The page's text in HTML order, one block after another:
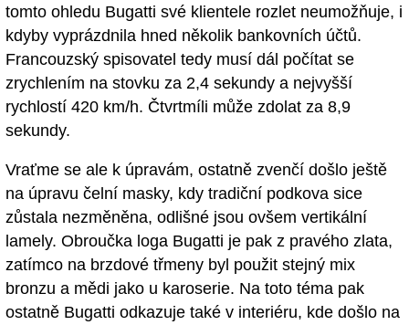
tomto ohledu Bugatti své klientele rozlet neumožňuje, i
kdyby vyprázdnila hned několik bankovních účtů.
Francouzský spisovatel tedy musí dál počítat se
zrychlením na stovku za 2,4 sekundy a nejvyšší
rychlostí 420 km/h. Čtvrtmíli může zdolat za 8,9
sekundy.
Vraťme se ale k úpravám, ostatně zvenčí došlo ještě
na úpravu čelní masky, kdy tradiční podkova sice
zůstala nezměněna, odlišné jsou ovšem vertikální
lamely. Obroučka loga Bugatti je pak z pravého zlata,
zatímco na brzdové třmeny byl použit stejný mix
bronzu a mědi jako u karoserie. Na toto téma pak
ostatně Bugatti odkazuje také v interiéru, kde došlo na